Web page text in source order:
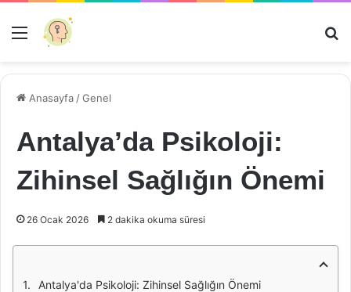
Menü
Anasayfa /Genel
Antalya’da Psikoloji:
Zihinsel Sağlığın Önemi
26 Ocak 2026 2 dakika okuma süresi
Antalya'da Psikoloji: Zihinsel Sağlığın Önemi